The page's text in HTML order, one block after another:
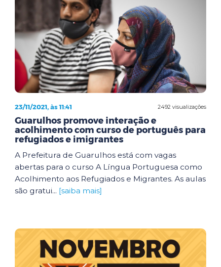
2492 visualizações
23/11/2021, às 11:41
Guarulhos promove interação e
acolhimento com curso de português para
refugiados e imigrantes
A Prefeitura de Guarulhos está com vagas
abertas para o curso A Língua Portuguesa como
Acolhimento aos Refugiados e Migrantes. As aulas
são gratui... [saiba mais]